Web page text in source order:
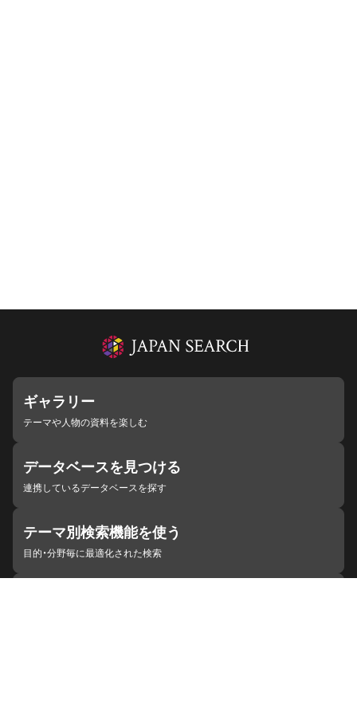
ギャラリー
テーマや人物の資料を楽しむ
データベースを見つける
連携しているデータベースを探す
テーマ別検索機能を使う
目的・分野毎に最適化された検索